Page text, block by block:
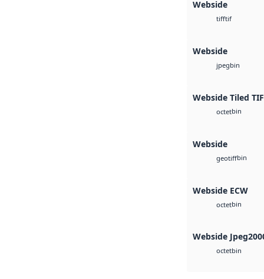
Webside
tifftif
Webside
jpegbin
Webside Tiled
octetbin
Webside
geotiffbin
Webside ECW
octetbin
Webside
octetbin